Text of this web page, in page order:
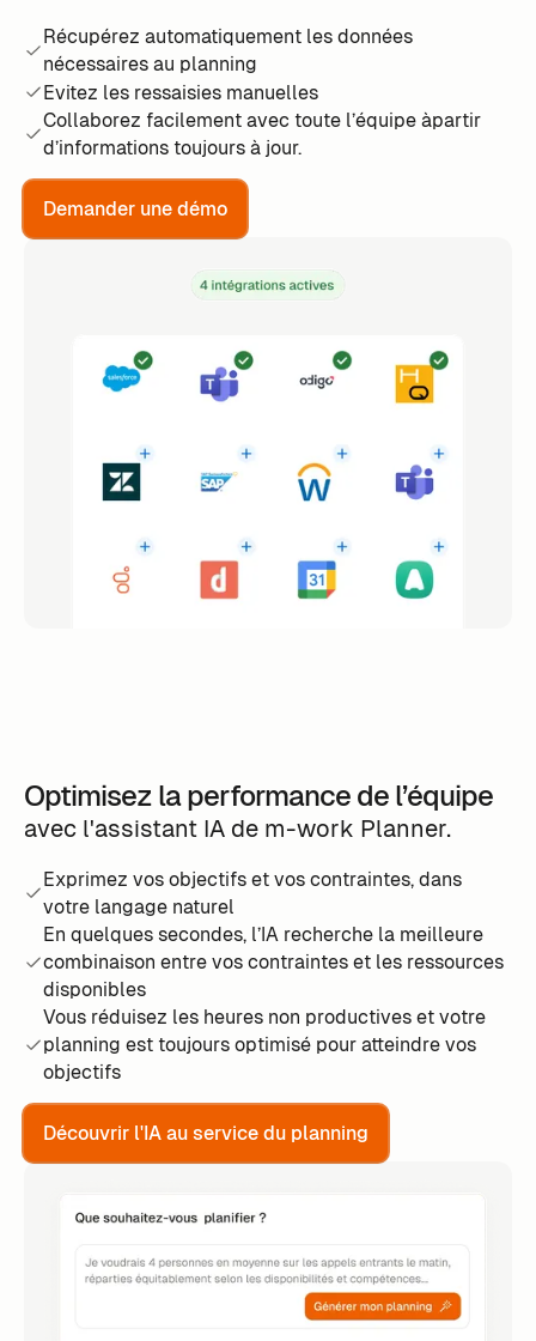
Récupérez automatiquement les données
nécessaires au planning
Evitez les ressaisies manuelles
Collaborez facilement avec toute l’équipe àpartir
d’informations toujours à jour.
Demander une démo
Optimisez la performance de l’équipe
avec l'assistant IA de m-work Planner.
Exprimez vos objectifs et vos contraintes, dans
votre langage naturel
En quelques secondes, l’IA recherche la meilleure
combinaison entre vos contraintes et les ressources
disponibles
Vous réduisez les heures non productives et votre
planning est toujours optimisé pour atteindre vos
objectifs
Découvrir l'IA au service du planning